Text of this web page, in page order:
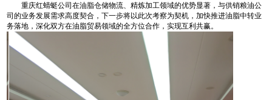
重庆红蜻蜓公司在油脂仓储物流、精炼加工领域的优势显著，与供销粮油公
司的业务发展需求高度契合，下一步将以此次考察为契机，加快推进油脂中转业
务落地，深化双方在油脂贸易领域的全方位合作，实现互利共赢。